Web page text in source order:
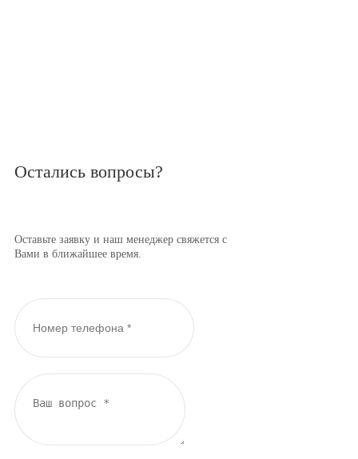
Остались вопросы?
Оставьте заявку и наш менеджер свяжется с
Вами в ближайшее время.